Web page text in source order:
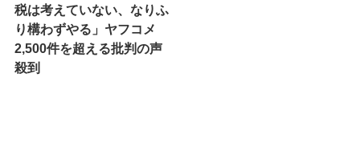
税は考えていない、なりふ
り構わずやる」ヤフコメ
2,500件を超える批判の声
殺到